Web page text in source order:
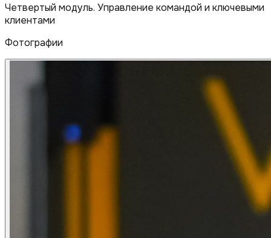
Четвертый модуль. Управление командой и ключевыми
клиентами
Фотографии
Фото недоступно
Фото недоступно
Фото недоступно